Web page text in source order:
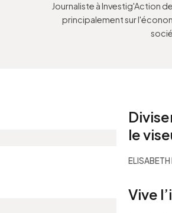
Journaliste à Investig'Action
principalement sur
le
ELISABETH
Vive